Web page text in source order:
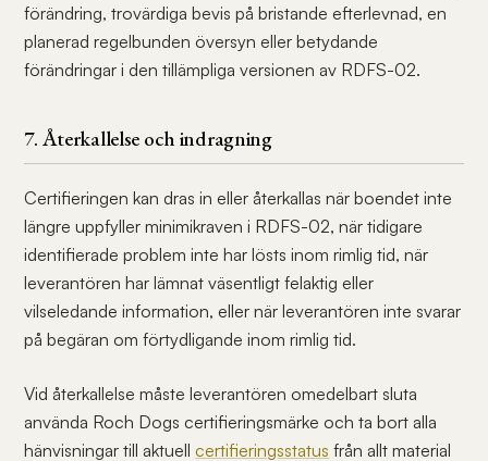
förändring, trovärdiga bevis på bristande efterlevnad, en
planerad regelbunden översyn eller betydande
förändringar i den tillämpliga versionen av RDFS-02.
7. Återkallelse och indragning
Certifieringen kan dras in eller återkallas när boendet inte
längre uppfyller minimikraven i RDFS-02, när tidigare
identifierade problem inte har lösts inom rimlig tid, när
leverantören har lämnat väsentligt felaktig eller
vilseledande information, eller när leverantören inte svarar
på begäran om förtydligande inom rimlig tid.
Vid återkallelse måste leverantören omedelbart sluta
använda Roch Dogs certifieringsmärke och ta bort alla
hänvisningar till aktuellcertifieringsstatus från allt material